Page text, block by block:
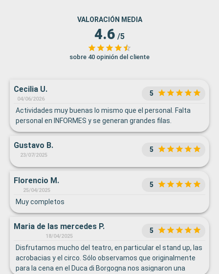
VALORACIÓN MEDIA
4.6 /5
sobre 40 opinión del cliente
Cecilia U.
04/06/2026
5
Actividades muy buenas lo mismo que el personal. Falta
personal en INFORMES y se generan grandes filas.
Gustavo B.
23/07/2025
5
Florencio M.
25/04/2025
5
Muy completos
Maria de las mercedes P.
18/04/2025
5
Disfrutamos mucho del teatro, en particular el stand up, las
acrobacias y el circo. Sólo observamos que originalmente
para la cena en el Duca di Borgogna nos asignaron una